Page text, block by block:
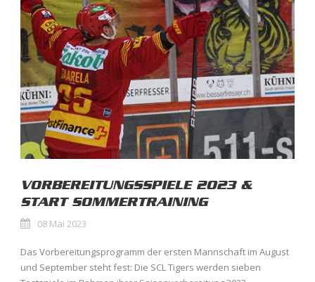
VORBEREITUNGSSPIELE 2023 &
START SOMMERTRAINING
08 Mai 2023
Das Vorbereitungsprogramm der ersten Mannschaft im August
und September steht fest: Die SCL Tigers werden sieben